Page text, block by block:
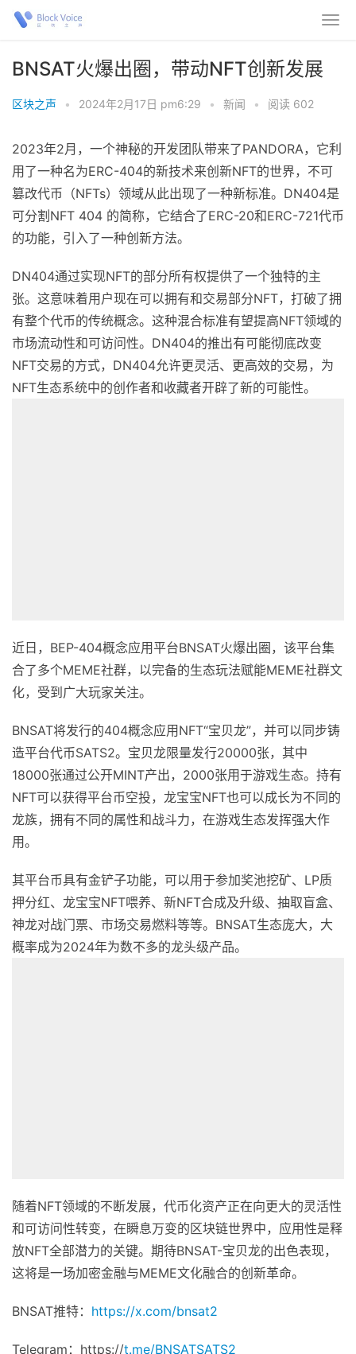
BNSAT火爆出圈，带动NFT创新发展
区块之声 • 2024年2月17日 pm6:29 • 新闻 • 阅读 602
2023年2月，一个神秘的开发团队带来了PANDORA，它利
用了一种名为ERC-404的新技术来创新NFT的世界，不可
篡改代币（NFTs）领域从此出现了一种新标准。DN404是
可分割NFT 404 的简称，它结合了ERC-20和ERC-721代币
的功能，引入了一种创新方法。
​DN404通过实现NFT的部分所有权提供了一个独特的主
张。这意味着用户现在可以拥有和交易部分NFT，打破了拥
有整个代币的传统概念。这种混合标准有望提高NFT领域的
市场流动性和可访问性。DN404的推出有可能彻底改变
NFT交易的方式，DN404允许更灵活、更高效的交易，为
NFT生态系统中的创作者和收藏者开辟了新的可能性。
近日，BEP-404概念应用平台BNSAT火爆出圈，该平台集
合了多个MEME社群，以完备的生态玩法赋能MEME社群文
化，受到广大玩家关注。
BNSAT将发行的404概念应用NFT“宝贝龙”，并可以同步铸
造平台代币SATS2。宝贝龙限量发行20000张，其中
18000张通过公开MINT产出，2000张用于游戏生态。持有
NFT可以获得平台币空投，龙宝宝NFT也可以成长为不同的
龙族，拥有不同的属性和战斗力，在游戏生态发挥强大作
用。
其平台币具有金铲子功能，可以用于参加奖池挖矿、LP质
押分红、龙宝宝NFT喂养、新NFT合成及升级、抽取盲盒、
神龙对战门票、市场交易燃料等等。BNSAT生态庞大，大
概率成为2024年为数不多的龙头级产品。
随着NFT领域的不断发展，代币化资产正在向更大的灵活性
和可访问性转变，在瞬息万变的区块链世界中，应用性是释
放NFT全部潜力的关键。期待BNSAT-宝贝龙的出色表现，
这将是一场加密金融与MEME文化融合的创新革命。
BNSAT推特： https://x.com/bnsat2
Telegram：https://t.me/BNSATSATS2